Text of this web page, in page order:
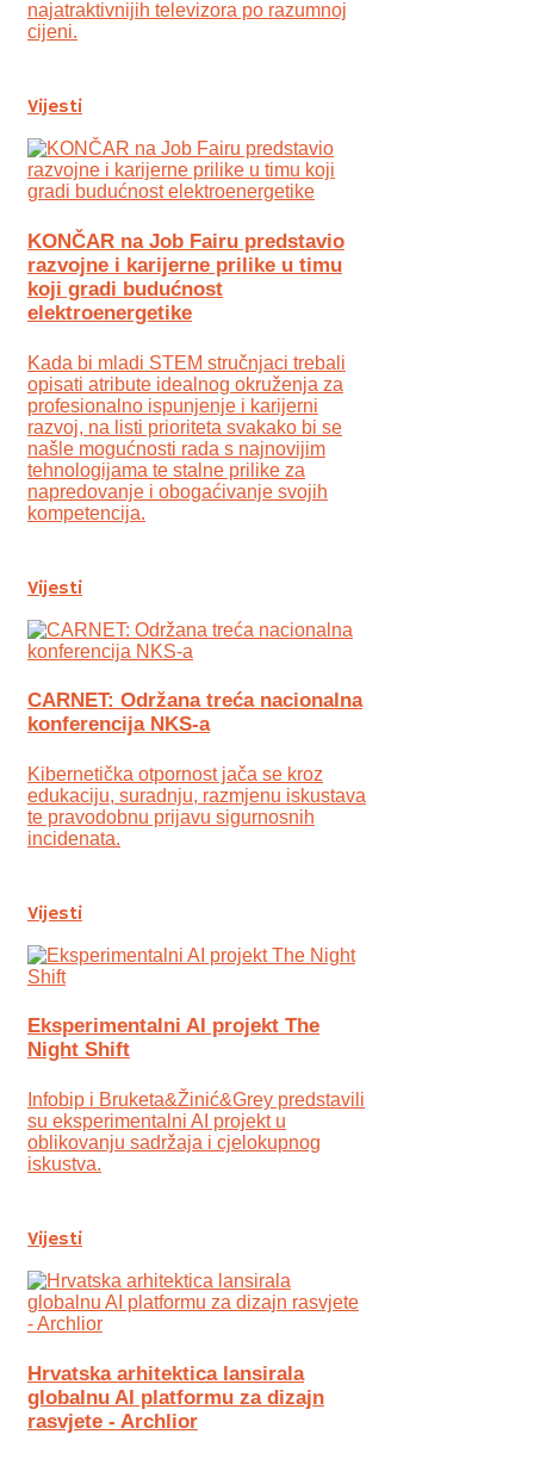
najatraktivnijih televizora po razumnoj
cijeni.
Vijesti
KONČAR na Job Fairu predstavio
razvojne i karijerne prilike u timu
koji gradi budućnost
elektroenergetike
Kada bi mladi STEM stručnjaci trebali
opisati atribute idealnog okruženja za
profesionalno ispunjenje i karijerni
razvoj, na listi prioriteta svakako bi se
našle mogućnosti rada s najnovijim
tehnologijama te stalne prilike za
napredovanje i obogaćivanje svojih
kompetencija.
Vijesti
CARNET: Održana treća nacionalna
konferencija NKS-a
Kibernetička otpornost jača se kroz
edukaciju, suradnju, razmjenu iskustava
te pravodobnu prijavu sigurnosnih
incidenata.
Vijesti
Eksperimentalni AI projekt The
Night Shift
Infobip i Bruketa&Žinić&Grey predstavili
su eksperimentalni AI projekt u
oblikovanju sadržaja i cjelokupnog
iskustva.
Vijesti
Hrvatska arhitektica lansirala
globalnu AI platformu za dizajn
rasvjete - Archlior